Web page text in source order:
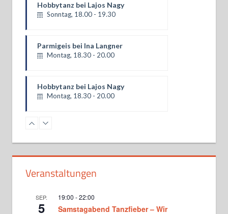
Hobbytanz bei Lajos Nagy
Sonntag, 18.00 - 19.30
Parmigeis bei Ina Langner
Montag, 18.30 - 20.00
Hobbytanz bei Lajos Nagy
Montag, 18.30 - 20.00
Turniergruppe Basics bei Martina
Dienstag, 18.30 - 20.00
Standardformation bei Martina
und Matthias Donners
Standard Jugendtraining bei
Veranstaltungen
SEP.
5
19:00 -22:00
Samstagabend Tanzfieber – Wir